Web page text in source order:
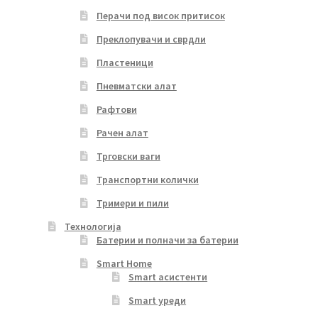
Перачи под висок притисок
Преклопувачи и сврдли
Пластеници
Пневматски алат
Рафтови
Рачен алат
Трговски ваги
Транспортни колички
Тримери и пили
Технологија
Батерии и полначи за батерии
Smart Home
Smart асистенти
Smart уреди